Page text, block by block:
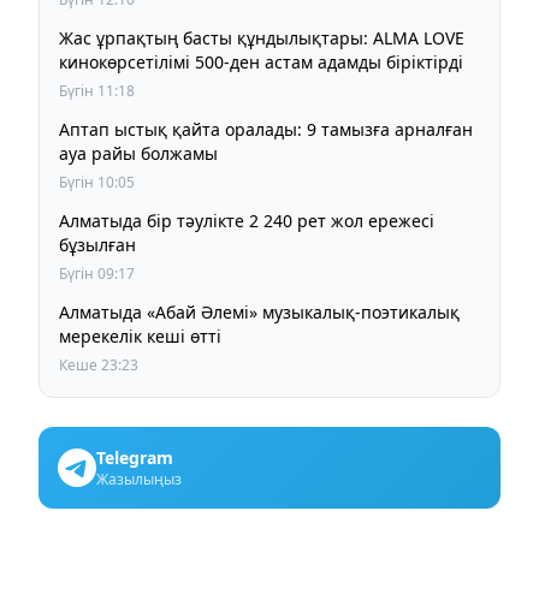
Жас ұрпақтың басты құндылықтары: ALMA LOVE
кинокөрсетілімі 500-ден астам адамды біріктірді
Бүгін 11:18
Аптап ыстық қайта оралады: 9 тамызға арналған
ауа райы болжамы
Бүгін 10:05
Алматыда бір тәулікте 2 240 рет жол ережесі
бұзылған
Бүгін 09:17
Алматыда «Абай Әлемі» музыкалық-поэтикалық
мерекелік кеші өтті
Кеше 23:23
Telegram
Жазылыңыз